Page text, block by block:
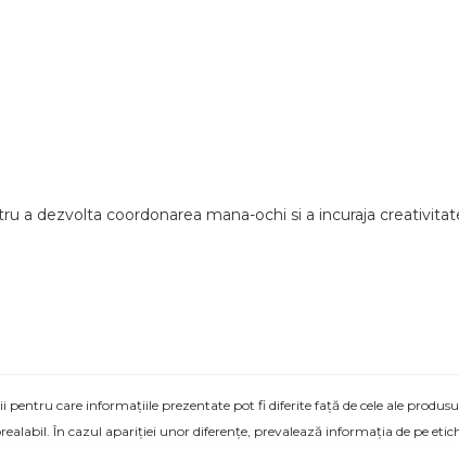
a dezvolta coordonarea mana-ochi si a incuraja
care informațiile prezentate pot fi diferite față de cele ale
În cazul apariției unor diferențe, prevalează informația de pe